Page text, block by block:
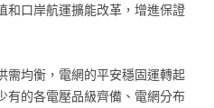
和口岸航運擴能改革，增進保證
需均衡，電網的平安穩固運轉起
有的各電壓品級齊備、電網分布